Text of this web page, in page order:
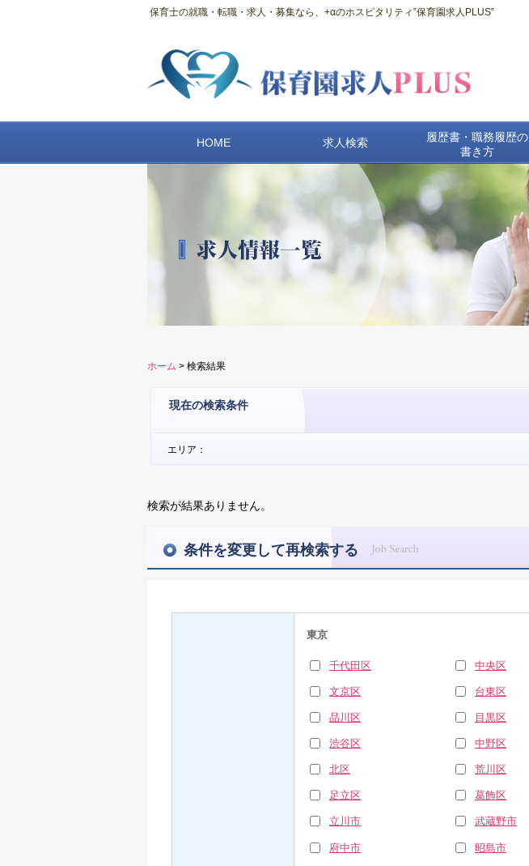
保育士の就職・転職・求人・募集なら、+αのホスピタリティ‟保育園求人PLUS‟
HOME 求人検索
履歴書・職務履歴の
書き方
ホーム > 検索結果
現在の検索条件
エリア：
検索が結果ありません。
条件を変更して再検索する
東京
千代田区 中央区
文京区 台東区
品川区 目黒区
渋谷区 中野区
北区 荒川区
足立区 葛飾区
立川市 武蔵野市
府中市 昭島市